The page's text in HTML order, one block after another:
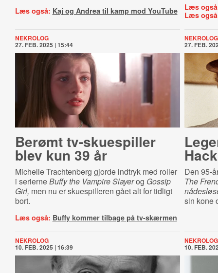
Læs også: Kaj og Andrea til kamp mod YouTube
Læs
Læs
NEKROLOG
27. FEB. 2025 | 15:44
Berømt tv-skuespiller
blev kun 39 år
Michelle Trachtenberg gjorde indtryk med roller
i serierneBuffy the Vampire Slayerog Gossip
Girl, men nu er skuespilleren gået alt for tidligt
bort.
Læs også: Buffy kommer tilbage på tv-skærmen
NEKROLOG
27. FEB.
Den 95-
The
sin kone
NEKROLOG
10. FEB. 2025 | 16:39
NEKROLOG
10. FEB.